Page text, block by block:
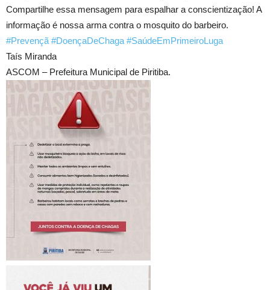
Compartilhe essa mensagem para espalhar a conscientização! A
informação é nossa arma contra o mosquito do barbeiro.
#Prevençã #DoençaDeChaga #SaúdeEmPrimeiroLuga
Taís Miranda
ASCOM – Prefeitura Municipal de Piritiba.